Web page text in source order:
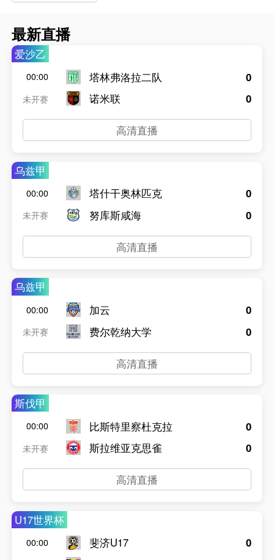
最新直播
爱沙乙
00:00
未开赛
塔林弗洛拉二队
诺米联
0
0
高清直播
乌兹甲
00:00
未开赛
塔什干奥林匹克
努库斯咸海
0
0
高清直播
乌兹甲
00:00
未开赛
加云
费尔乾纳大学
0
0
高清直播
斯伐甲
00:00
未开赛
比斯特里察杜克拉
斯拉维亚克思雀
0
0
高清直播
U17世界杯
00:00
斐济U17
0